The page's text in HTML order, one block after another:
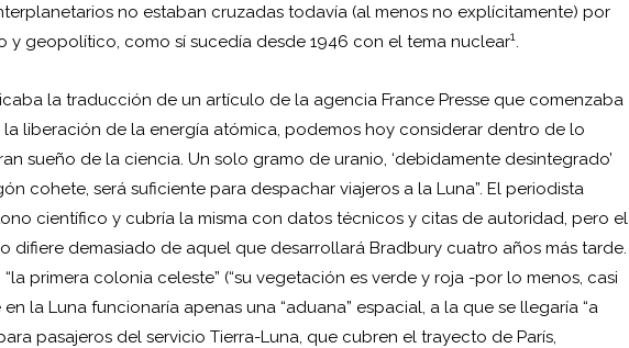
no estaban cruzadas todavía (al menos no explícitamente) por
y geopolítico, como sí sucedía desde 1946 con el tema nuclear1.
la traducción de un artículo de la agencia France Presse que comenzaba
la liberación de la energía atómica, podemos hoy considerar dentro de lo
sueño de la ciencia. Un solo gramo de uranio, ‘debidamente desintegrado’
cohete, será suficiente para despachar viajeros a la Luna”. El periodista
científico y cubría la misma con datos técnicos y citas de autoridad, pero el
difiere demasiado de aquel que desarrollará Bradbury cuatro años más tarde.
primera colonia celeste” (“su vegetación es verde y roja -por lo menos, casi
la Luna funcionaría apenas una “aduana” espacial, a la que se llegaría “a
pasajeros del servicio Tierra-Luna, que cubren el trayecto de París,